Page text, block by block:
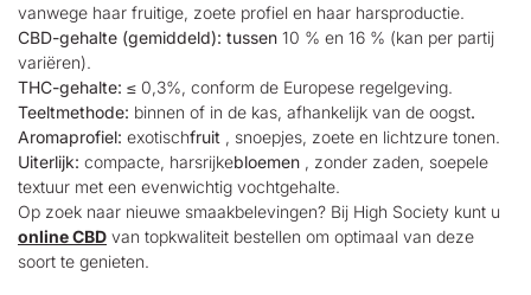
vanwege haar fruitige, zoete profiel en haar harsproductie.
CBD-gehalte (gemiddeld): tussen 10 % en 16 % (kan per partij
variëren).
THC-gehalte: ≤ 0,3%, conform de Europese regelgeving.
Teeltmethode: binnen of in de kas, afhankelijk van de oogst.
Aromaprofiel: exotischfruit , snoepjes, zoete en lichtzure tonen.
Uiterlijk: compacte, harsrijkebloemen , zonder zaden, soepele
textuur met een evenwichtig vochtgehalte.
Op zoek naar nieuwe smaakbelevingen? Bij High Society kunt u
online CBD van topkwaliteit bestellen om optimaal van deze
soort te genieten.